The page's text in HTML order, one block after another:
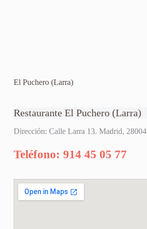
El Puchero (Larra)
Restaurante El Puchero (Larra)
Dirección: Calle Larra 13. Madrid, 28004
Teléfono: 914 45 05 77